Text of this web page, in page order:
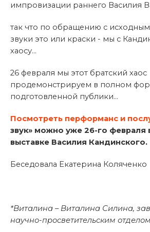
импровизации раннего Василия
так что по обращению с
звуки это или краски - мы с
хаосу...
26 февраля мы этот братский хаос
продемонстрируем в полном
подготовленной публики...
Посмотреть перформанс и
звук» можно уже 26-го февраля
выставке Василия Кандинского.
Беседовала Екатерина Коляченко
*Виталина – Виталина Силина,
научно-просветительским